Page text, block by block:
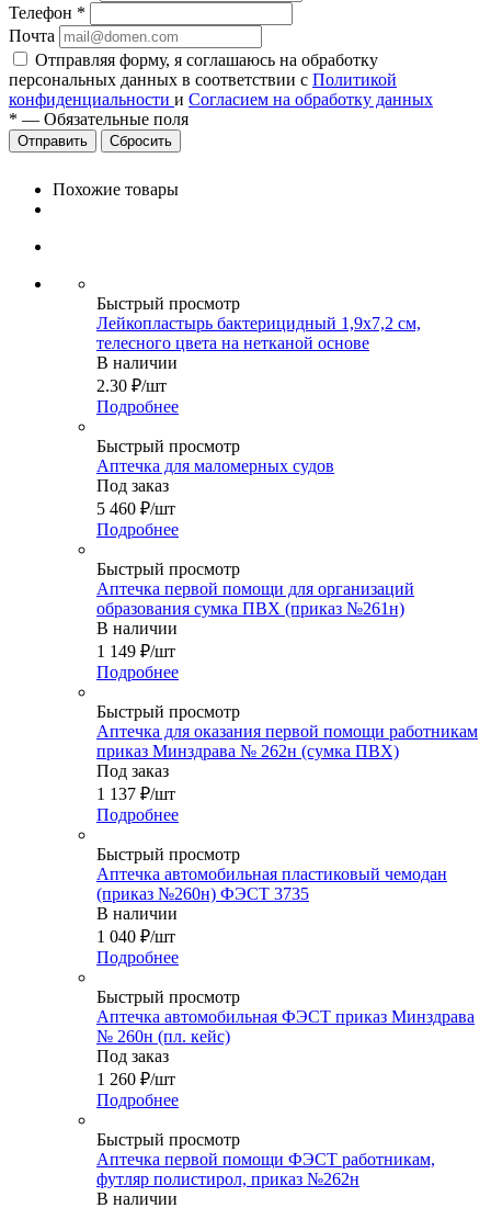
Телефон *
Почта
Отправляя форму, я соглашаюсь на обработку
персональных данных в соответствии с Политикой
конфиденциальности и Согласием на обработку данных
* — Обязательные поля
Сбросить
Похожие товары
Быстрый просмотр
Лейкопластырь бактерицидный 1,9х7,2 см,
телесного цвета на нетканой основе
В наличии
2.30 ₽/шт
Подробнее
Быстрый просмотр
Аптечка для маломерных судов
Под заказ
5 460 ₽/шт
Подробнее
Быстрый просмотр
Аптечка первой помощи для организаций
образования сумка ПВХ (приказ №261н)
В наличии
1 149 ₽/шт
Подробнее
Быстрый просмотр
Аптечка для оказания первой помощи работникам
приказ Минздрава № 262н (сумка ПВХ)
Под заказ
1 137 ₽/шт
Подробнее
Быстрый просмотр
Аптечка автомобильная пластиковый чемодан
(приказ №260н) ФЭСТ 3735
В наличии
1 040 ₽/шт
Подробнее
Быстрый просмотр
Аптечка автомобильная ФЭСТ приказ Минздрава
№ 260н (пл. кейс)
Под заказ
1 260 ₽/шт
Подробнее
Быстрый просмотр
Аптечка первой помощи ФЭСТ работникам,
футляр полистирол, приказ №262н
В наличии